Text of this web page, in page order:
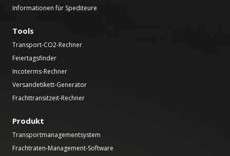
Informationen für Spediteure
Tools
Transport-CO2-Rechner
Feiertagsfinder
Incoterms-Rechner
Versandetikett-Generator
Frachttransitzeit-Rechner
Produkt
Transportmanagementsystem
Frachtraten-Management-Software